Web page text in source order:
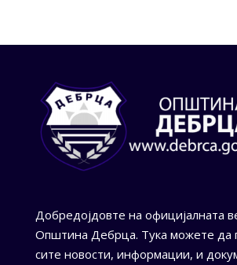
Добредојдовте на официјалната
Општина Дебрца. Тука можете да
сите новости, информации, и